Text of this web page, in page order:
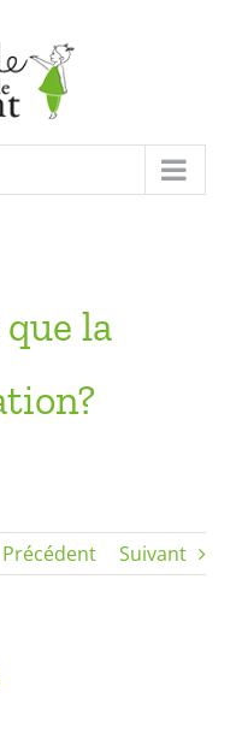
que la
Précédent Suivant